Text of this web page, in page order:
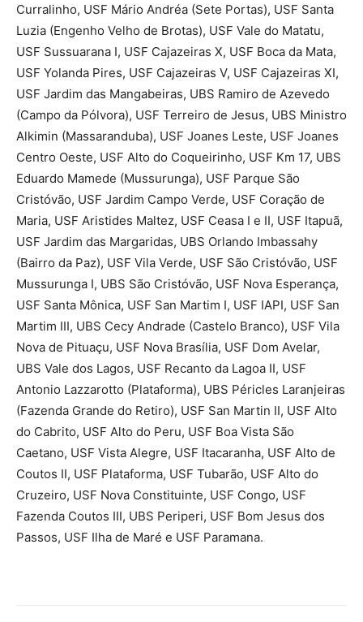
Curralinho, USF Mário Andréa (Sete Portas), USF Santa
Luzia (Engenho Velho de Brotas), USF Vale do Matatu,
USF Sussuarana I, USF Cajazeiras X, USF Boca da Mata,
USF Yolanda Pires, USF Cajazeiras V, USF Cajazeiras XI,
USF Jardim das Mangabeiras, UBS Ramiro de Azevedo
(Campo da Pólvora), USF Terreiro de Jesus, UBS Ministro
Alkimin (Massaranduba), USF Joanes Leste, USF Joanes
Centro Oeste, USF Alto do Coqueirinho, USF Km 17, UBS
Eduardo Mamede (Mussurunga), USF Parque São
Cristóvão, USF Jardim Campo Verde, USF Coração de
Maria, USF Aristides Maltez, USF Ceasa I e II, USF Itapuã,
USF Jardim das Margaridas, UBS Orlando Imbassahy
(Bairro da Paz), USF Vila Verde, USF São Cristóvão, USF
Mussurunga I, UBS São Cristóvão, USF Nova Esperança,
USF Santa Mônica, USF San Martim I, USF IAPI, USF San
Martim III, UBS Cecy Andrade (Castelo Branco), USF Vila
Nova de Pituaçu, USF Nova Brasília, USF Dom Avelar,
UBS Vale dos Lagos, USF Recanto da Lagoa II, USF
Antonio Lazzarotto (Plataforma), UBS Péricles Laranjeiras
(Fazenda Grande do Retiro), USF San Martin II, USF Alto
do Cabrito, USF Alto do Peru, USF Boa Vista São
Caetano, USF Vista Alegre, USF Itacaranha, USF Alto de
Coutos II, USF Plataforma, USF Tubarão, USF Alto do
Cruzeiro, USF Nova Constituinte, USF Congo, USF
Fazenda Coutos III, UBS Periperi, USF Bom Jesus dos
Passos, USF Ilha de Maré e USF Paramana.